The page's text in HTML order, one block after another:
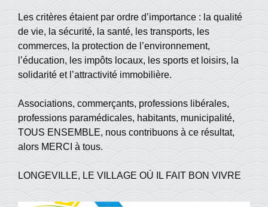
Les critères étaient par ordre d’importance : la qualité
de vie, la sécurité, la santé, les transports, les
commerces, la protection de l’environnement,
l’éducation, les impôts locaux, les sports et loisirs, la
solidarité et l’attractivité immobilière.
Associations, commerçants, professions libérales,
professions paramédicales, habitants, municipalité,
TOUS ENSEMBLE, nous contribuons à ce résultat,
alors MERCI à tous.
LONGEVILLE, LE VILLAGE OÚ IL FAIT BON VIVRE